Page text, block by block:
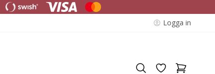
Logga in